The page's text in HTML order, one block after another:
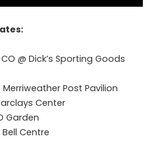
@ Dick’s Sporting Goods
Merriweather Post Pavilion
Center
Garden
Centre